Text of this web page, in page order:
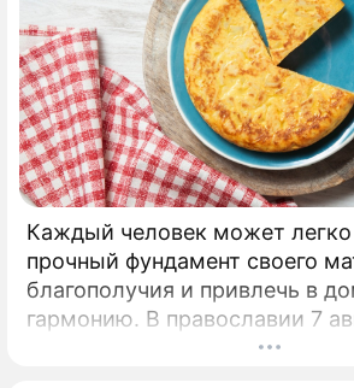
Каждый человек может
прочный фундамент своего
благополучия и привлечь в
гармонию. В православии 7
почитают память праведной